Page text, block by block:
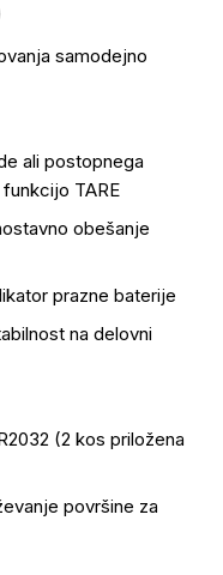
samodejno
ali postopnega
TARE
obešanje
prazne baterije
na delovni
(2 kos priložena
površine za